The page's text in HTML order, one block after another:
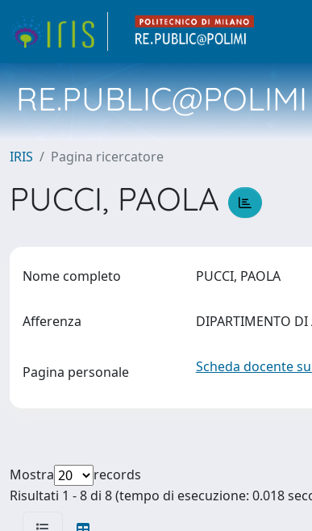
RE.PUBLIC@POLIMI
IRIS Pagina ricercatore
PUCCI, PAOLA
Nome completo PUCCI, PAOLA
Afferenza DIPARTIMENTO DI
Pagina personale Scheda docente
Mostra
records
Risultati 1 - 8 di 8 (tempo di esecuzione: 0.018